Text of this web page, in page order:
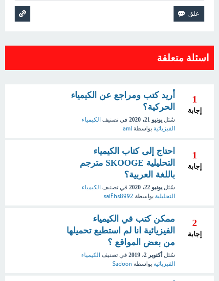
اسئلة متعلقة
1
إجابة
أريد كتب ومراجع عن الكيمياء
الحركية؟
سُئل يونيو 21، 2020 في تصنيف الكيمياء
الفيزيائية بواسطة aml
1
إجابة
احتاج إلى كتاب الكيمياء
التحليلية SKOOGE مترجم
باللغة العربية؟
سُئل يونيو 22، 2020 في تصنيف الكيمياء
التحليلية بواسطة saif.hs8992
2
إجابة
ممكن كتب في الكيمياء
الفيزيائية انا لم استطيع تحميلها
من بعض المواقع ؟
سُئل أكتوبر 2، 2019 في تصنيف الكيمياء
الفيزيائية بواسطة Sadoon